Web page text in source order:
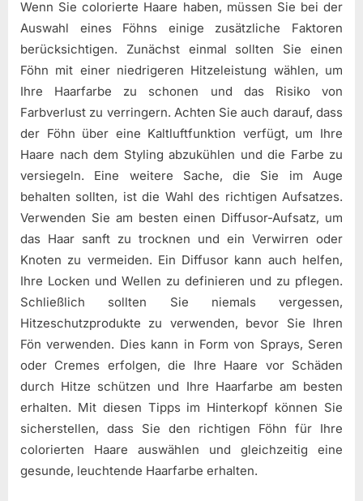
Wenn Sie colorierte Haare haben, müssen Sie bei der
Auswahl eines Föhns einige zusätzliche Faktoren
berücksichtigen. Zunächst einmal sollten Sie einen
Föhn mit einer niedrigeren Hitzeleistung wählen, um
Ihre Haarfarbe zu schonen und das Risiko von
Farbverlust zu verringern. Achten Sie auch darauf, dass
der Föhn über eine Kaltluftfunktion verfügt, um Ihre
Haare nach dem Styling abzukühlen und die Farbe zu
versiegeln. Eine weitere Sache, die Sie im Auge
behalten sollten, ist die Wahl des richtigen Aufsatzes.
Verwenden Sie am besten einen Diffusor-Aufsatz, um
das Haar sanft zu trocknen und ein Verwirren oder
Knoten zu vermeiden. Ein Diffusor kann auch helfen,
Ihre Locken und Wellen zu definieren und zu pflegen.
Schließlich sollten Sie niemals vergessen,
Hitzeschutzprodukte zu verwenden, bevor Sie Ihren
Fön verwenden. Dies kann in Form von Sprays, Seren
oder Cremes erfolgen, die Ihre Haare vor Schäden
durch Hitze schützen und Ihre Haarfarbe am besten
erhalten. Mit diesen Tipps im Hinterkopf können Sie
sicherstellen, dass Sie den richtigen Föhn für Ihre
colorierten Haare auswählen und gleichzeitig eine
gesunde, leuchtende Haarfarbe erhalten.